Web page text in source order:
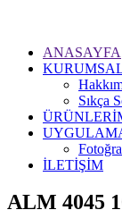
ANASAYFA
Sıkça
İLETİŞİM
ALM 4045